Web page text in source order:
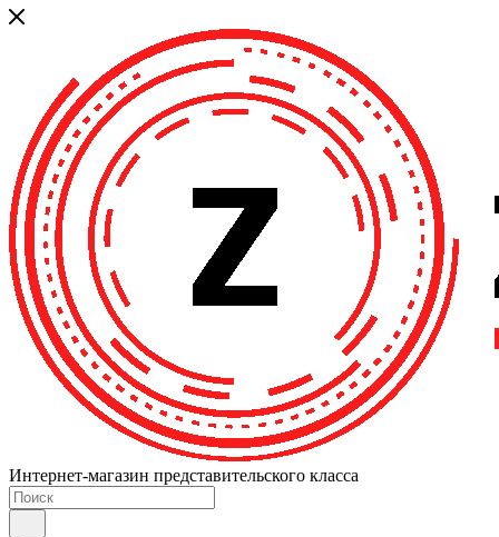
Интернет-магазин представительского класса